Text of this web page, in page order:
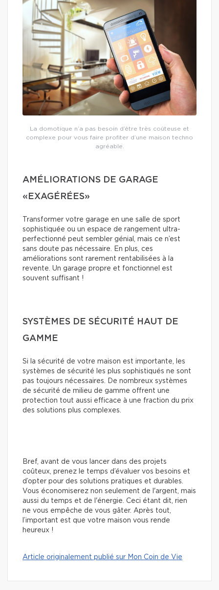
La domotique n’a pas besoin d’être très coûteuse et
complexe pour vous faire profiter d’une maison techno
agréable.
AMÉLIORATIONS DE GARAGE
«EXAGÉRÉES»
Transformer votre garage en une salle de sport
sophistiquée ou un espace de rangement ultra-
perfectionné peut sembler génial, mais ce n’est
sans doute pas nécessaire. En plus, ces
améliorations sont rarement rentabilisées à la
revente. Un garage propre et fonctionnel est
souvent suffisant !
SYSTÈMES DE SÉCURITÉ HAUT DE
GAMME
Si la sécurité de votre maison est importante, les
systèmes de sécurité les plus sophistiqués ne sont
pas toujours nécessaires. De nombreux systèmes
de sécurité de milieu de gamme offrent une
protection tout aussi efficace à une fraction du prix
des solutions plus complexes.
Bref, avant de vous lancer dans des projets
coûteux, prenez le temps d’évaluer vos besoins et
d’opter pour des solutions pratiques et durables.
Vous économiserez non seulement de l'argent, mais
aussi du temps et de l'énergie. Ceci étant dit, rien
ne vous empêche de vous gâter. Après tout,
l’important est que votre maison vous rende
heureux !
Article originalement publié sur Mon Coin de Vie